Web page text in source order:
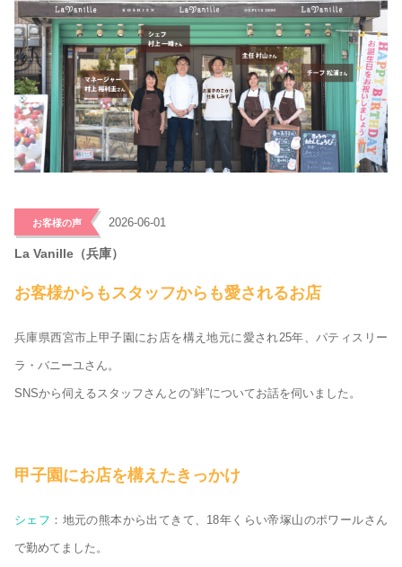
お客様の声 2026-06-01
La Vanille（兵庫）
お客様からもスタッフからも愛されるお店
兵庫県西宮市上甲子園にお店を構え地元に愛され25年、パティスリー
ラ・バニーユさん。
SNSから伺えるスタッフさんとの”絆”についてお話を伺いました。
甲子園にお店を構えたきっかけ
シェフ ：地元の熊本から出てきて、18年くらい帝塚山のポワールさん
で勤めてました。